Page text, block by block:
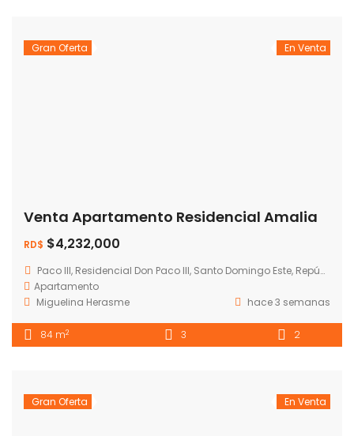
Gran Oferta En Venta
Venta Apartamento Residencial Amalia
RD$ $4,232,000
Paco III, Residencial Don Paco III, Santo Domingo Este, República Dominicana
Apartamento
Miguelina Herasme
hace 3 semanas
84 m2 3 2
Gran Oferta En Venta